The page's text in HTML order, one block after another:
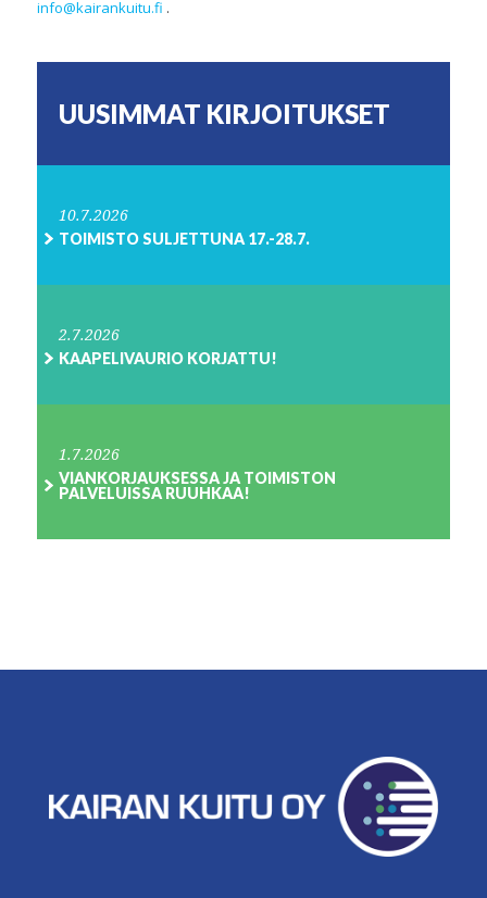
info@kairankuitu.fi .
UUSIMMAT KIRJOITUKSET
10.7.2026
TOIMISTO SULJETTUNA 17.-28.7.
2.7.2026
KAAPELIVAURIO KORJATTU!
1.7.2026
VIANKORJAUKSESSA JA TOIMISTON
PALVELUISSA RUUHKAA!